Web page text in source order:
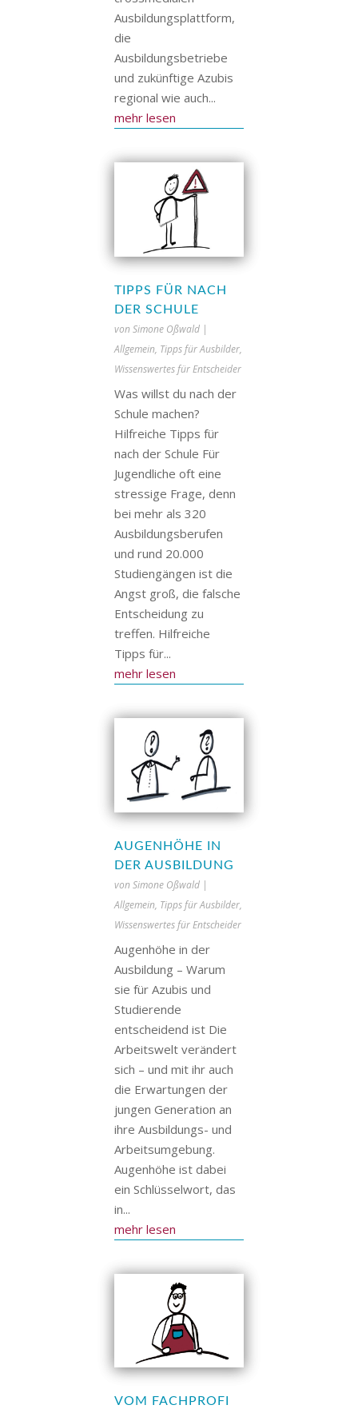
Ausbildungsplattform,
die
Ausbildungsbetriebe
und zukünftige Azubis
regional wie auch...
mehr lesen
TIPPS FÜR NACH
DER SCHULE
von Simone Oßwald|
Allgemein, Tipps für Ausbilder,
Wissenswertes für Entscheider
Was willst du nach der
Schule machen?
Hilfreiche Tipps für
nach der Schule Für
Jugendliche oft eine
stressige Frage, denn
bei mehr als 320
Ausbildungsberufen
und rund 20.000
Studiengängen ist die
Angst groß, die falsche
Entscheidung zu
treffen. Hilfreiche
Tipps für...
mehr lesen
AUGENHÖHE IN
DER AUSBILDUNG
von Simone Oßwald|
Allgemein, Tipps für Ausbilder,
Wissenswertes für Entscheider
Augenhöhe in der
Ausbildung – Warum
sie für Azubis und
Studierende
entscheidend ist Die
Arbeitswelt verändert
sich – und mit ihr auch
die Erwartungen der
jungen Generation an
ihre Ausbildungs- und
Arbeitsumgebung.
Augenhöhe ist dabei
ein Schlüsselwort, das
in...
mehr lesen
VOM FACHPROFI